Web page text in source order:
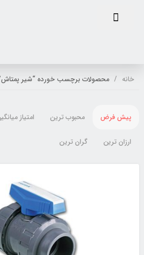
خانه محصولات برچسب خورده “شیر پمتاش”
پیش فرض محبوب ترین امتیاز میانگین
ارزان ترین گران ترین